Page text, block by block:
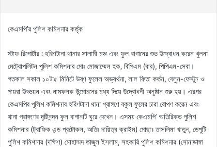
কেএমপি’র পুলিশ কমিশনার কর্তৃক
স্টাফ রিপোর্টার : হরিণটানা থানার সালামী মঞ্চ এবং ফুল বাগানের শুভ উদ্বোধন করেন খুলনা
মেট্রোপলিটন পুলিশ কমিশনার মোঃ মোজাম্মেল হক, বিপিএম (বার), পিপিএম-সেবা।
গতকাল সকাল ১০টা৫ মিনিটে উষ্ণ ফুলেল অভ্যর্থনা, লাল ফিতা কর্তন, বেলুন-ফেস্টুন ও
পায়রা উড্ডয়ন এবং নামফলক উন্মোচনের মধ্য দিয়ে উদ্বোধনী অনুষ্ঠান শুরু হয়। এরপর
কেএমপির পুলিশ কমিশনার হরিণটানা থানা প্রাঙ্গণে বকুল ফুলের চারা রোপণ করেন এবং
থানা প্রাঙ্গণের দৃষ্টিনন্দন ফুল বাগানটি ঘুরে দেখেন। এসময় কেএমপি’ অতিরিক্ত পুলিশ
কমিশনার (ট্রাফিক এন্ড প্রটোকল, অতিঃ দায়িত্ব ক্রাইম) মোছাঃ তাসলিমা খাতুন, ডেপুটি
পুলিশ কমিশনার (দক্ষিণ) মোহাম্মদ তাজুল ইসলাম, সহকারি পুলিশ কমিশনার (সোনাডাঙ্গা